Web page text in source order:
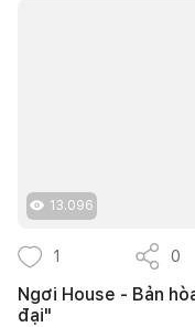
13.096
1 0
Ngơi House - Bản
đại"